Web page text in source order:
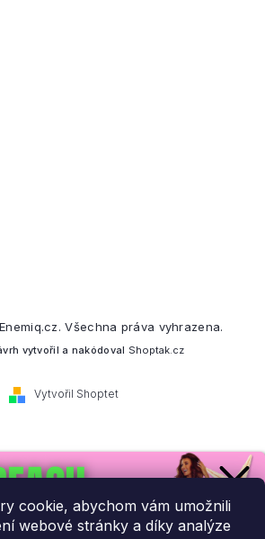
cookie, abychom vám umožnili
webové stránky a díky analýze
Vytvořil Shoptet
Enemiq.cz. Všechna práva vyhrazena.
vytvořil a nakódoval Shoptak.cz
se k našemu
o našich novinkách a slevových